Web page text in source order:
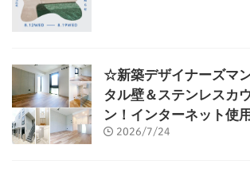
☆新築デザイナーズマ
タル壁＆ステンレスカ
ン！インターネット使
2026/7/24